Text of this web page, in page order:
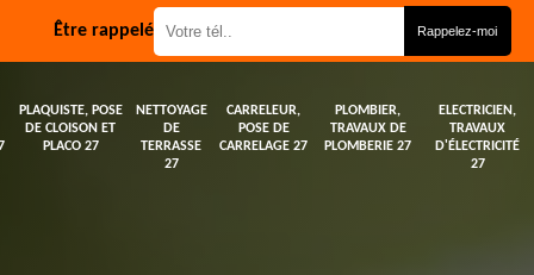
Être rappelé
PLAQUISTE, POSE
DE CLOISON ET
PLACO 27
NETTOYAGE
DE
TERRASSE
27
CARRELEUR,
POSE DE
CARRELAGE 27
PLOMBIER,
TRAVAUX DE
PLOMBERIE 27
ELECTRICIEN,
TRAVAUX
D'ÉLECTRICITÉ
27